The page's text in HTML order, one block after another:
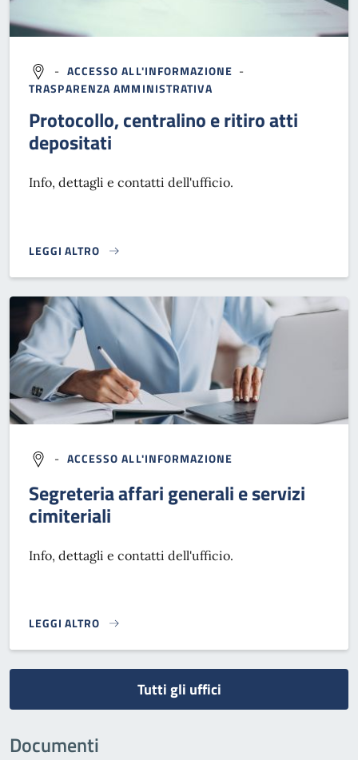
- ACCESSO ALL'INFORMAZIONE -
TRASPARENZA AMMINISTRATIVA
Protocollo, centralino e ritiro atti
depositati
Info, dettagli e contatti dell'ufficio.
LEGGI ALTRO
}
- ACCESSO ALL'INFORMAZIONE
Segreteria affari generali e servizi
cimiteriali
Info, dettagli e contatti dell'ufficio.
LEGGI ALTRO
}
Tutti gli uffici
Documenti